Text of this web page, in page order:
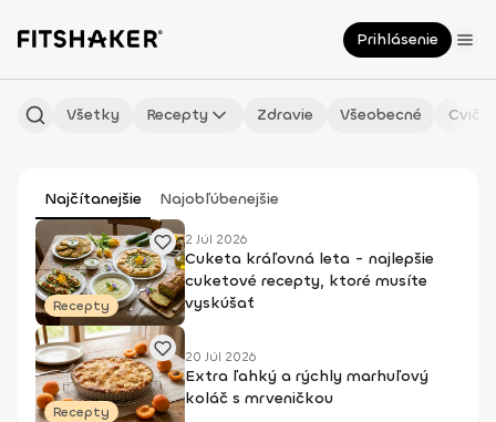
Prihlásenie
Všetky Recepty Zdravie Všeobecné
Najčítanejšie Najobľúbenejšie
Recepty
2 Júl 2026
Cuketa kráľovná leta - najlepšie
cuketové recepty, ktoré musíte
vyskúšať
Recepty
20 Júl 2026
Extra ľahký a rýchly marhuľový
koláč s mrveničkou